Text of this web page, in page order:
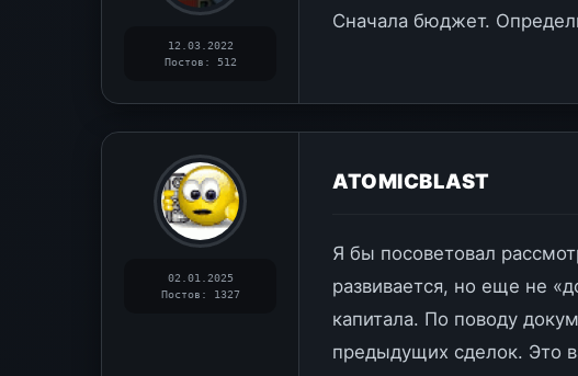
12.03.2022
Постов: 512
Сначала бюджет.
02.01.2025
Постов: 1327
ATOMICBLAST
Я бы посоветовал
развивается, но еще не
капитала. По поводу
предыдущих сделок. Это